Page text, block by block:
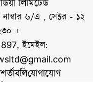
লিমিটেড
৬/এ , সেক্টর - ১২
।
, ইমেইল:
যোগাযোগ